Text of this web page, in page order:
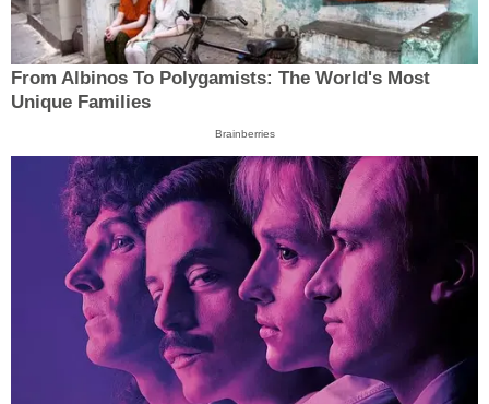
From Albinos To Polygamists: The World's Most
Unique Families
Brainberries